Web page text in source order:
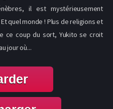
il est mystérieusement
quel monde ! Plus de religions et
ce coup du sort, Yukito se croit
jour où...